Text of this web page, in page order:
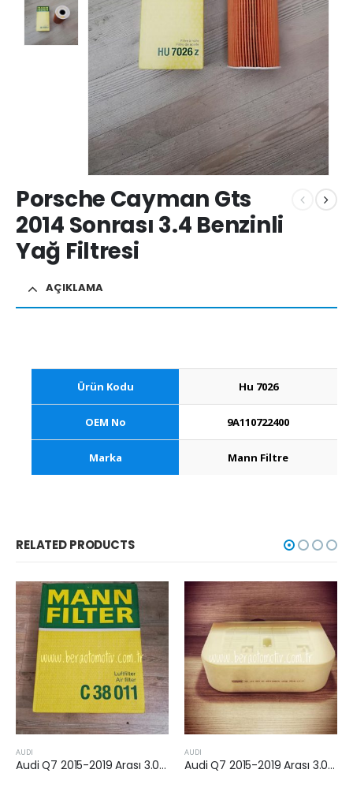
Porsche Cayman Gts
2014 Sonrası 3.4 Benzinli
Yağ Filtresi
AÇIKLAMA
Ürün Kodu Hu 7026
OEM No 9A110722400
Marka Mann Filtre
RELATED PRODUCTS
Audi Q7 2015-2019 Arası 3.0 Dizel Hava Filtresi Audi Q7 2015-2019 Arası 3.0 Dizel Hava Filtresi